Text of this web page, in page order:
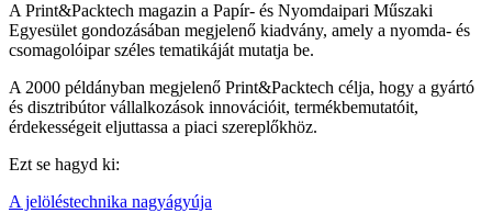
A Print&Packtech magazin a Papír- és Nyomdaipari Műszaki
Egyesület gondozásában megjelenő kiadvány, amely a nyomda- és
csomagolóipar széles tematikáját mutatja be.
A 2000 példányban megjelenő Print&Packtech célja, hogy a gyártó
és disztribútor vállalkozások innovációit, termékbemutatóit,
érdekességeit eljuttassa a piaci szereplőkhöz.
Ezt se hagyd ki:
A jelöléstechnika nagyágyúja